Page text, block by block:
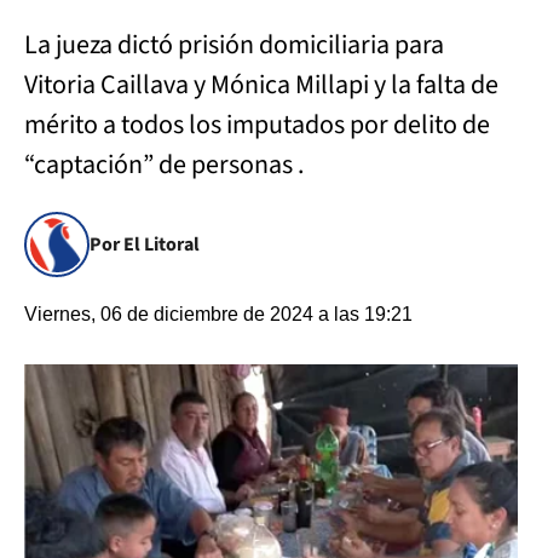
La jueza dictó prisión domiciliaria para
Vitoria Caillava y Mónica Millapi y la falta de
mérito a todos los imputados por delito de
“captación” de personas .
Por El Litoral
Viernes, 06 de diciembre de 2024 a las 19:21